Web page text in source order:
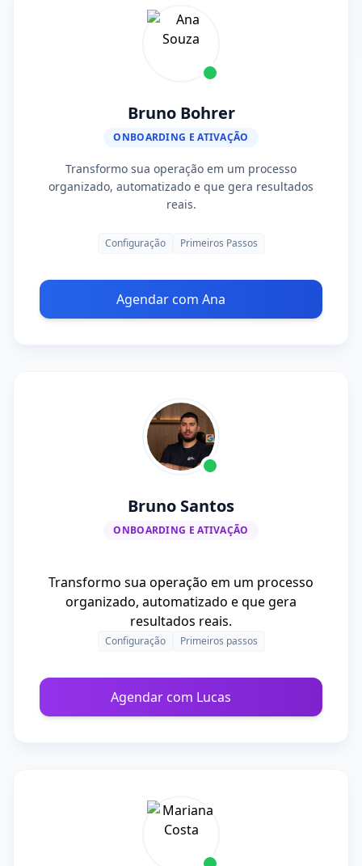
Bruno Bohrer
ONBOARDING E ATIVAÇÃO
Transformo sua operação em um processo
organizado, automatizado e que gera resultados
reais.
Configuração Primeiros Passos
Agendar com Ana
Bruno Santos
ONBOARDING E ATIVAÇÃO
Transformo sua operação em um processo
organizado, automatizado e que gera
resultados reais.
Configuração Primeiros passos
Agendar com Lucas